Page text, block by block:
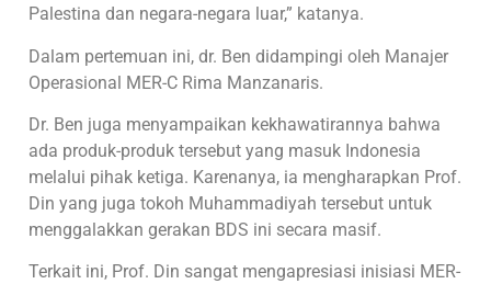
Palestina dan negara-negara luar,” katanya.
Dalam pertemuan ini, dr. Ben didampingi oleh Manajer
Operasional MER-C Rima Manzanaris.
Dr. Ben juga menyampaikan kekhawatirannya bahwa
ada produk-produk tersebut yang masuk Indonesia
melalui pihak ketiga. Karenanya, ia mengharapkan Prof.
Din yang juga tokoh Muhammadiyah tersebut untuk
menggalakkan gerakan BDS ini secara masif.
Terkait ini, Prof. Din sangat mengapresiasi inisiasi MER-